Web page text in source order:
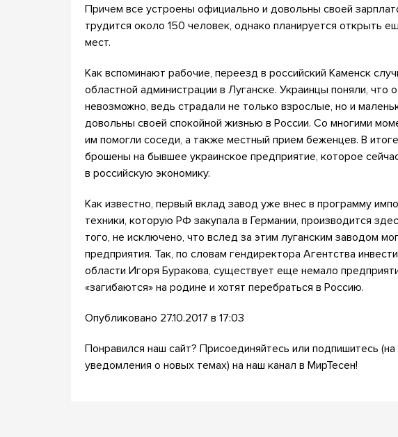
Причем все устроены официально и довольны своей
трудится около 150 человек, однако планируется открыть
мест.
Как вспоминают рабочие, переезд в российский Каменск
областной администрации в Луганске. Украинцы поняли, что
невозможно, ведь страдали не только взрослые, но и
довольны своей спокойной жизнью в России. Со многими
им помогли соседи, а также местный прием беженцев. В
брошены на бывшее украинское предприятие, которое
в российскую экономику.
Как известно, первый вклад завод уже внес в программу
техники, которую РФ закупала в Германии, производится
того, не исключено, что вслед за этим луганским заводом
предприятия. Так, по словам гендиректора Агентства
области Игоря Буракова, существует еще немало
«загибаются» на родине и хотят перебраться в Россию.
Опубликовано 27.10.2017 в 17:03
Понравился наш сайт? Присоединяйтесь или подпишитесь
уведомления о новых темах) на наш канал в МирТесен!